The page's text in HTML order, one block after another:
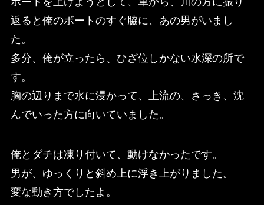
返ると俺のボートのすぐ脇に、あの男がいまし
た。
多分、俺が立ったら、ひざ位しかない水深の所で
す。
胸の辺りまで水に浸かって、上流の、さっき、沈
んでいった方に向いていました。
俺とダチは凍り付いて、動けなかったです。
男が、ゆっくりと斜め上に浮き上がりました。
変な動き方でしたよ。